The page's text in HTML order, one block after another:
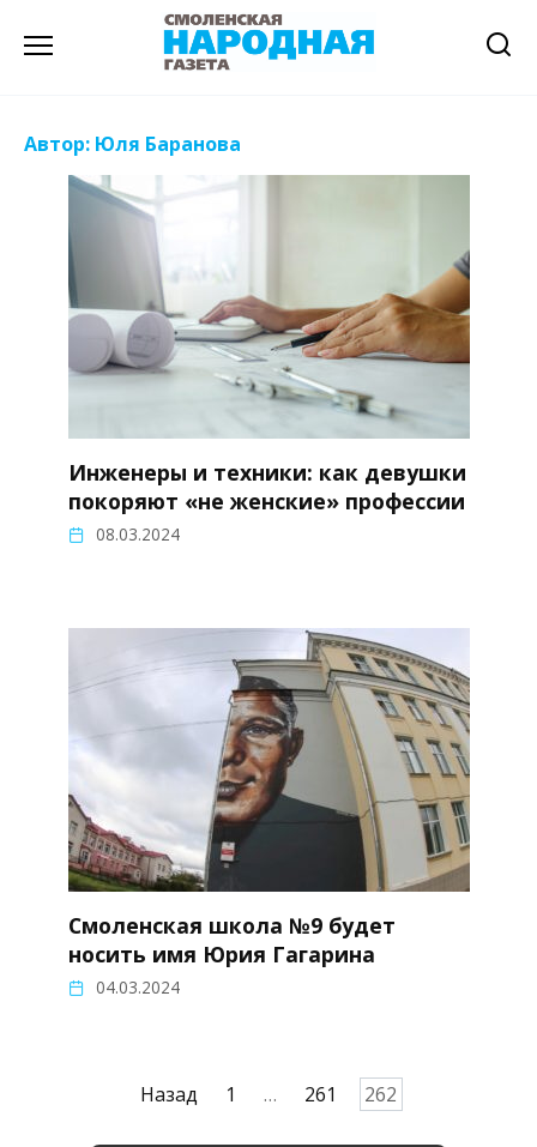
Автор: Юля Баранова
Инженеры и техники: как девушки
покоряют «не женские» профессии
08.03.2024
Смоленская школа №9 будет
носить имя Юрия Гагарина
04.03.2024
Назад 1 … 261 262